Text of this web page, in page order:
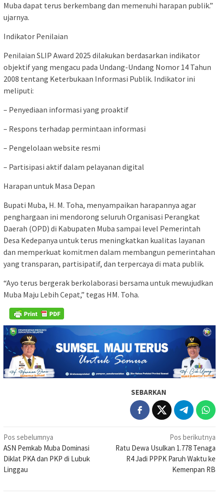
Muba dapat terus berkembang dan memenuhi harapan publik.”
ujarnya.
Indikator Penilaian
Penilaian SLIP Award 2025 dilakukan berdasarkan indikator
objektif yang mengacu pada Undang-Undang Nomor 14 Tahun
2008 tentang Keterbukaan Informasi Publik. Indikator ini
meliputi:
– Penyediaan informasi yang proaktif
– Respons terhadap permintaan informasi
– Pengelolaan website resmi
– Partisipasi aktif dalam pelayanan digital
Harapan untuk Masa Depan
Bupati Muba, H. M. Toha, menyampaikan harapannya agar
penghargaan ini mendorong seluruh Organisasi Perangkat
Daerah (OPD) di Kabupaten Muba sampai level Pemerintah
Desa Kedepanya untuk terus meningkatkan kualitas layanan
dan memperkuat komitmen dalam membangun pemerintahan
yang transparan, partisipatif, dan terpercaya di mata publik.
“Ayo terus bergerak berkolaborasi bersama untuk mewujudkan
Muba Maju Lebih Cepat,” tegas HM. Toha.
SEBARKAN
Navigasi
pos
Pos sebelumnya
ASN Pemkab Muba Dominasi
Diklat PKA dan PKP di Lubuk
Linggau
Pos berikutnya
Ratu Dewa Usulkan 1.778 Tenaga
R4 Jadi PPPK Paruh Waktu ke
Kemenpan RB